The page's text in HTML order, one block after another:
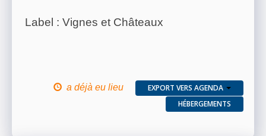
Label : Vignes et Châteaux
a déjà eu lieu
EXPORT VERS AGENDA
HÉBERGEMENTS